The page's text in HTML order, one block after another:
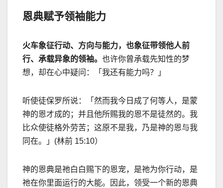
恩典赋予领袖能力
火车象征行动、方向与能力，也象征带领他人前
行、承载异象的领袖。 也许你曾承载先知性的梦
想，却在心中疑问：「我还有能力吗？」
听使徒保罗所说：「然而我今日成了何等人，是蒙
神的恩才成的；并且他所赐我的恩不是徒然的。我
比众使徒格外劳苦；这原不是我，乃是神的恩与我
同在。」 (林前 15:10）
神的恩典是祂白白赐下的恩宠，是祂为你行动，是
祂在你里面运行的大能。因此，领受一个新的恩典